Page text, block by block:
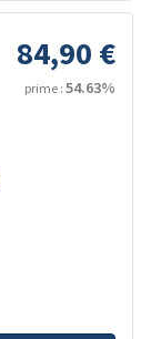
84,90 €
prime : 54.63%